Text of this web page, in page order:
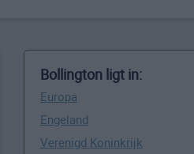
Bollington ligt in:
Europa
Engeland
Verenigd Koninkrijk